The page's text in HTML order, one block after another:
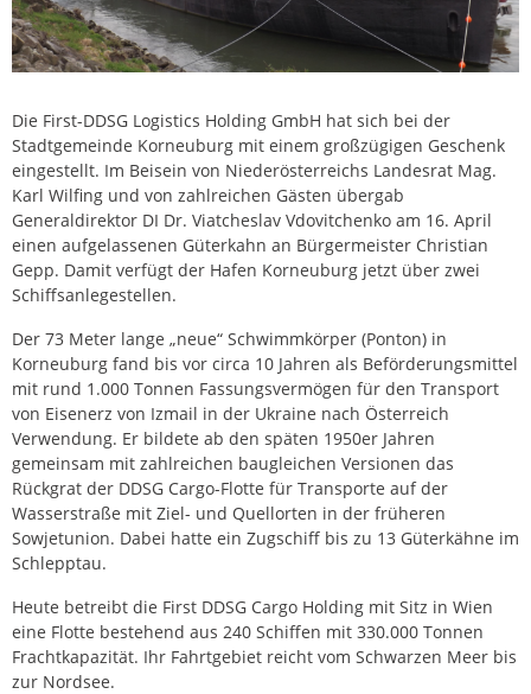
Die First-DDSG Logistics Holding GmbH hat sich bei der
Stadtgemeinde Korneuburg mit einem großzügigen Geschenk
eingestellt. Im Beisein von Niederösterreichs Landesrat Mag.
Karl Wilfing und von zahlreichen Gästen übergab
Generaldirektor DI Dr. Viatcheslav Vdovitchenko am 16. April
einen aufgelassenen Güterkahn an Bürgermeister Christian
Gepp. Damit verfügt der Hafen Korneuburg jetzt über zwei
Schiffsanlegestellen.
Der 73 Meter lange „neue“ Schwimmkörper (Ponton) in
Korneuburg fand bis vor circa 10 Jahren als Beförderungsmittel
mit rund 1.000 Tonnen Fassungsvermögen für den Transport
von Eisenerz von Izmail in der Ukraine nach Österreich
Verwendung. Er bildete ab den späten 1950er Jahren
gemeinsam mit zahlreichen baugleichen Versionen das
Rückgrat der DDSG Cargo-Flotte für Transporte auf der
Wasserstraße mit Ziel- und Quellorten in der früheren
Sowjetunion. Dabei hatte ein Zugschiff bis zu 13 Güterkähne im
Schlepptau.
Heute betreibt die First DDSG Cargo Holding mit Sitz in Wien
eine Flotte bestehend aus 240 Schiffen mit 330.000 Tonnen
Frachtkapazität. Ihr Fahrtgebiet reicht vom Schwarzen Meer bis
zur Nordsee.